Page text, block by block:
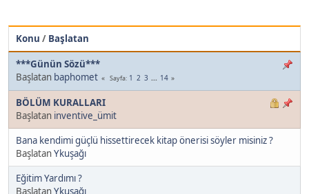
Konu / Başlatan
***Günün Sözü***
Başlatan baphomet Sayfa 1 2 3 ... 14
BÖLÜM KURALLARI
Başlatan inventive_ümit
Bana kendimi güçlü hissettirecek kitap önerisi söyler misiniz ?
BaşlatanYkuşağı
Eğitim Yardımı ?
BaşlatanYkuşağı